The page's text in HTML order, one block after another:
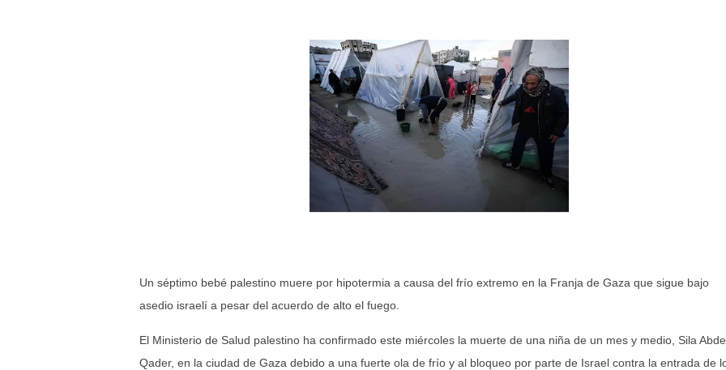
Un séptimo bebé palestino muere por hipotermia a causa del frío extremo en la Franja de Gaza que sigue bajo
asedio israelí a pesar del acuerdo de alto el fuego.
El Ministerio de Salud palestino ha confirmado este miércoles la muerte de una niña de un mes y medio, Sila
Qader, en la ciudad de Gaza debido a una fuerte ola de frío y al bloqueo por parte de Israel contra la entrada de